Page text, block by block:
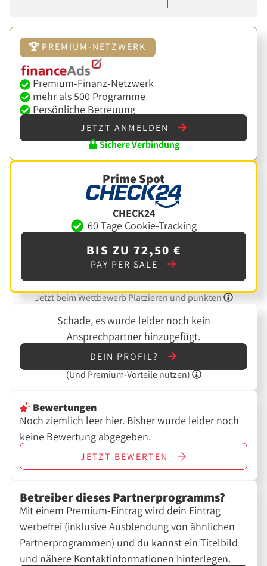
PREMIUM-NETZWERK
Premium-Finanz-Netzwerk
mehr als 500 Programme
Persönliche Betreuung
JETZT ANMELDEN
Sichere Verbindung
Prime Spot
CHECK24
60 Tage Cookie-Tracking
BIS ZU 72,50 €
PAY PER SALE
Jetzt beim Wettbewerb Platzieren und punkten
Schade, es wurde leider noch kein
Ansprechpartner hinzugefügt.
DEIN PROFIL?
(Und Premium-Vorteile nutzen)
Bewertungen
Noch ziemlich leer hier. Bisher wurde leider noch
keine Bewertung abgegeben.
JETZT BEWERTEN
Betreiber dieses Partnerprogramms?
Mit einem Premium-Eintrag wird dein Eintrag
werbefrei (inklusive Ausblendung von ähnlichen
Partnerprogrammen) und du kannst ein Titelbild
und nähere Kontaktinformationen hinterlegen.